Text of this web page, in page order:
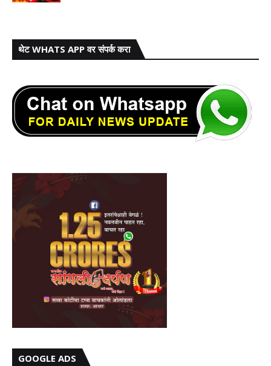
थेट WHATS APP वर संपर्क करा
GOOGLE ADS